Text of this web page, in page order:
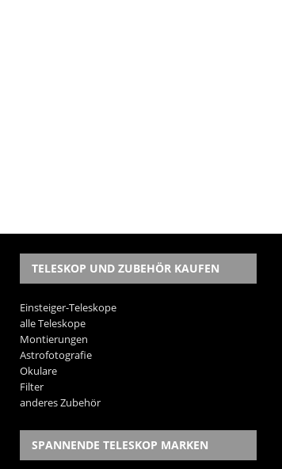
TELESKOP UND ZUBEHÖR KAUFEN
Einsteiger-Teleskope
alle Teleskope
Montierungen
Astrofotografie
Okulare
Filter
anderes Zubehör
SPANNENDE TELESKOP MARKEN